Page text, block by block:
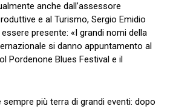
anche dall’assessore
e al Turismo, Sergio Emidio
presente: «I grandi nomi della
si danno appuntamento al
Pordenone Blues Festival e il
sempre più terra di grandi eventi: dopo